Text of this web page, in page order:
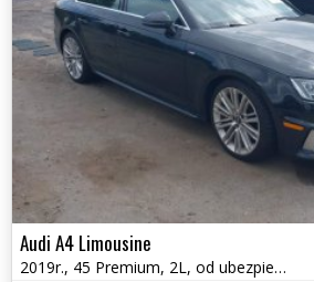
Audi A4 Limousine
2019r., 45 Premium, 2L, od ubezpieczalni